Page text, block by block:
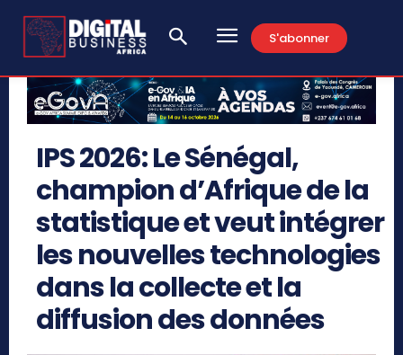
S'abonner
IPS 2026: Le Sénégal,
champion d’Afrique de la
statistique et veut intégrer
les nouvelles technologies
dans la collecte et la
diffusion des données